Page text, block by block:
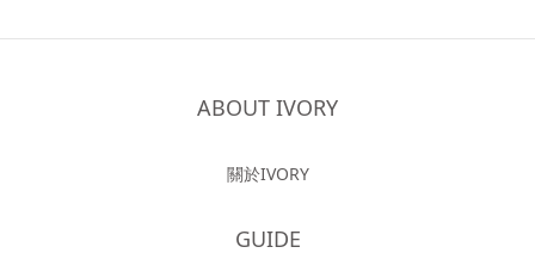
ABOUT IVORY
關於IVORY
GUIDE